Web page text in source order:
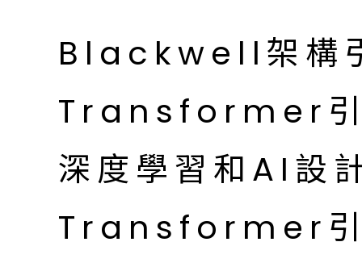
Blackwell架構
Transformer引
深度學習和AI設
Transformer引